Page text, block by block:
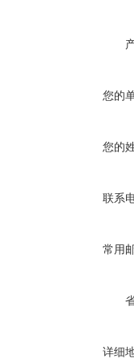
您的
您的
联系
常用
详细